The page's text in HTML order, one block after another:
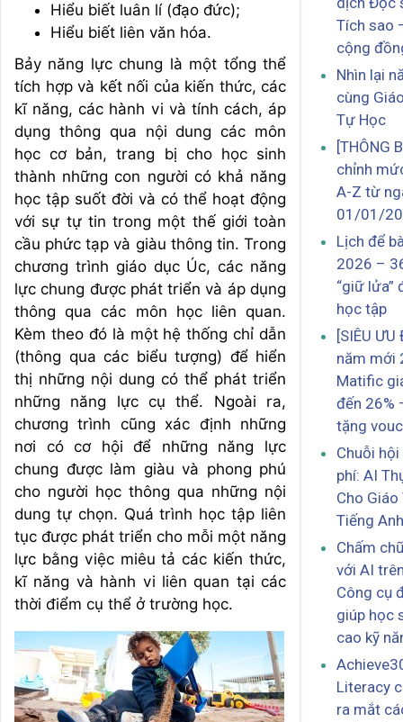
Hiểu biết luân lí (đạo đức);
Hiểu biết liên văn hóa.
Bảy năng lực chung là một tổng thể
tích hợp và kết nối của kiến thức, các
kĩ năng, các hành vi và tính cách, áp
dụng thông qua nội dung các môn
học cơ bản, trang bị cho học sinh
thành những con người có khả năng
học tập suốt đời và có thể hoạt động
với sự tự tin trong một thế giới toàn
cầu phức tạp và giàu thông tin. Trong
chương trình giáo dục Úc, các năng
lực chung được phát triển và áp dụng
thông qua các môn học liên quan.
Kèm theo đó là một hệ thống chỉ dẫn
(thông qua các biểu tượng) để hiển
thị những nội dung có thể phát triển
những năng lực cụ thể. Ngoài ra,
chương trình cũng xác định những
nơi có cơ hội để những năng lực
chung được làm giàu và phong phú
cho người học thông qua những nội
dung tự chọn. Quá trình học tập liên
tục được phát triển cho mỗi một năng
lực bằng việc miêu tả các kiến thức,
kĩ năng và hành vi liên quan tại các
thời điểm cụ thể ở trường học.
Tích sao
cộng
Nhìn lại
cùng
Tự Học
[THÔNG
chỉnh
A-Z từ
01/01/
Lịch để
2026 –
“giữ lửa”
học tập
[SIÊU
năm mới
Matific
đến 26%
tặng
Chuỗi
phí: AI
Cho Giáo
Tiếng Anh
Chấm
với AI
Công cụ
giúp học
cao kỹ
Literacy
ra mắt